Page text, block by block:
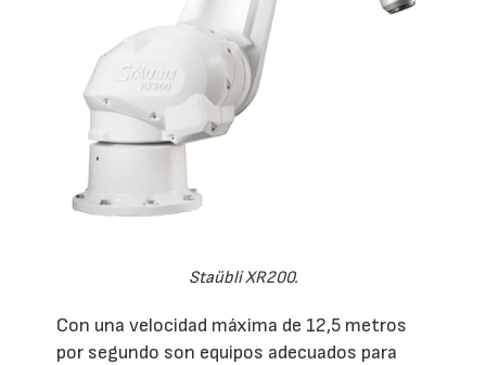
Staübli XR200.
Con una velocidad máxima de 12,5 metros
por segundo son equipos adecuados para